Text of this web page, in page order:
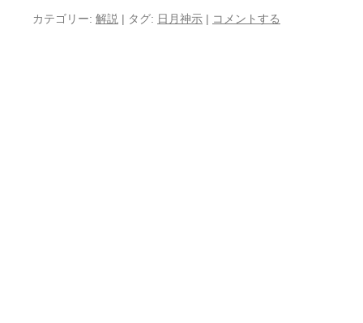
カテゴリー: 解説 | タグ: 日月神示 | コメントする